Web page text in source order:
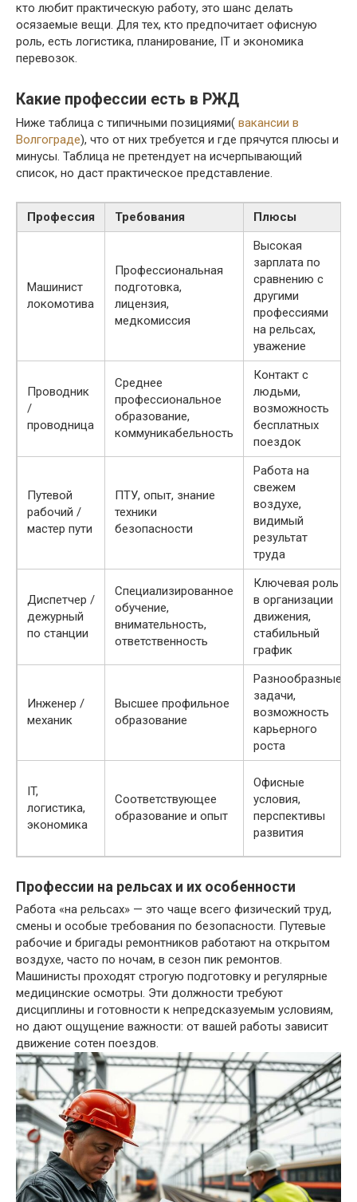
кто любит практическую работу, это шанс делать
осязаемые вещи. Для тех, кто предпочитает офисную
роль, есть логистика, планирование, IT и экономика
перевозок.
Какие профессии есть в РЖД
Ниже таблица с типичными позициями( вакансии в
Волгограде), что от них требуется и где прячутся плюсы и
минусы. Таблица не претендует на исчерпывающий
список, но даст практическое представление.
Профессия Требования Плюсы
Машинист
локомотива
Профессиональная
подготовка,
лицензия,
медкомиссия
Высокая
зарплата по
сравнению с
другими
профессиями
на рельсах,
уважение
Проводник
/
проводница
Среднее
профессиональное
образование,
коммуникабельность
Контакт с
людьми,
возможность
бесплатных
поездок
Путевой
рабочий /
мастер пути
ПТУ, опыт, знание
техники
безопасности
Работа на
свежем
воздухе,
видимый
результат
труда
Диспетчер /
дежурный
по станции
Специализированное
обучение,
внимательность,
ответственность
Ключевая роль
в организации
движения,
стабильный
график
Инженер /
механик
Высшее профильное
образование
Разнообразные
задачи,
возможность
карьерного
роста
IT,
логистика,
экономика
Соответствующее
образование и опыт
Офисные
условия,
перспективы
развития
Профессии на рельсах и их особенности
Работа «на рельсах» — это чаще всего физический труд,
смены и особые требования по безопасности. Путевые
рабочие и бригады ремонтников работают на открытом
воздухе, часто по ночам, в сезон пик ремонтов.
Машинисты проходят строгую подготовку и регулярные
медицинские осмотры. Эти должности требуют
дисциплины и готовности к непредсказуемым условиям,
но дают ощущение важности: от вашей работы зависит
движение сотен поездов.